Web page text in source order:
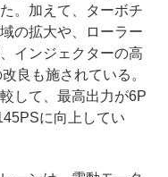
。加えて、ターボチ
の拡大や、ローラー
インジェクターの高
良も施されている。
して、最高出力が6P
に向上してい